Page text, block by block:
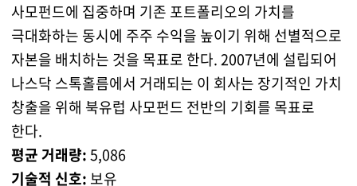
사모펀드에 집중하며 기존 포트폴리오의 가치를
극대화하는 동시에 주주 수익을 높이기 위해 선별적으로
자본을 배치하는 것을 목표로 한다. 2007년에 설립되어
나스닥 스톡홀름에서 거래되는 이 회사는 장기적인 가치
창출을 위해 북유럽 사모펀드 전반의 기회를 목표로
한다.
평균 거래량:5,086
기술적 신호: 보유